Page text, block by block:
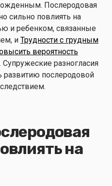
Послеродовая
сильно повлиять на
и ребенком, связанные
и Трудности с грудным
вероятность
. Супружеские разногласия
развитию послеродовой
на